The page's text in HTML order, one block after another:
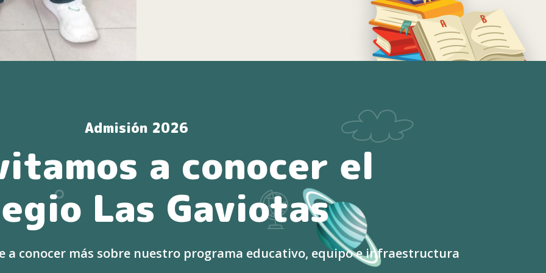
Admisión 2026
a conocer el
Las Gaviotas
a conocer más sobre nuestro programa educativo, equipo e infraestructura